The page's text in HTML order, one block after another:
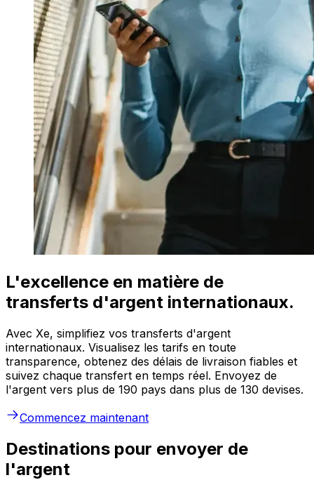
L'excellence en matière de
transferts d'argent internationaux.
Avec Xe, simplifiez vos transferts d'argent
internationaux. Visualisez les tarifs en toute
transparence, obtenez des délais de livraison fiables et
suivez chaque transfert en temps réel. Envoyez de
l'argent vers plus de 190 pays dans plus de 130 devises.
Commencez maintenant
Destinations pour envoyer de
l'argent